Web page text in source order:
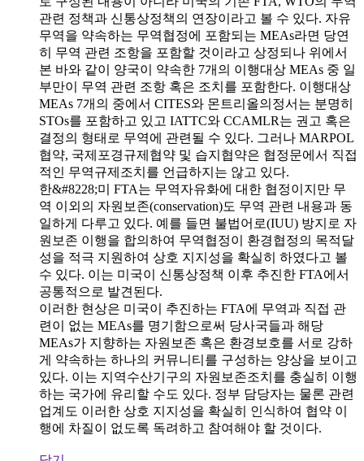
관련 정책과 신통상정책의 연장이라고 볼 수 있다. 자유
무역을 약속하는 무역협정에 포함되는 MEAs라면 당연
히 무역 관련 조항을 포함할 것이라고 상정되나 위에서
본 바와 같이 양국이 약속한 7개의 이행대상 MEAs 중 일
부만이 무역 관련 조항 혹은 조치를 포함한다. 이행대상
MEAs 7개의 중에서 CITES와 몬트리올의정서는 분명히
STOs를 포함하고 있고 IATTC와 CCAMLR는 권고 혹은
결정의 형태로 무역에 관련될 수 있다. 그러나 MARPOL
협약, 국제포경규제협약 및 습지협약은 협정문에서 직접
적인 무역규제조치를 언급하지는 않고 있다.
한&#8228;미 FTA는 무역자유화에 대한 협정이지만 무
역 이외의 자원보존(conservation)도 무역 관련 내용과 동
일하게 다루고 있다. 예를 들면 불법어로(IUU) 방지로 자
원보존 이행을 합의하여 무역협정이 환경협정의 목적달
성을 적극 지원하여 상호 지지성을 확실히 하였다고 볼
수 있다. 이는 미국이 신통상정책 이후 추진한 FTA에서
공통적으로 발견된다.
이러한 현상은 미국이 추진하는 FTA에 무역과 직접 관
련이 없는 MEAs를 명기함으로써 당사국들과 해당
MEAs가 지향하는 자원보존 혹은 환경보호를 서로 강하
게 약속하는 하나의 커뮤니티를 구성하는 양상을 보이고
있다. 이는 지역수산기구의 자원보존조치를 충실히 이행
하는 국가에 유리할 수도 있다. 정부 담당자는 물론 관련
업계도 이러한 상호 지지성을 확실히 인식하여 협약 이
행에 차질이 없도록 독려하고 참여해야 할 것이다.